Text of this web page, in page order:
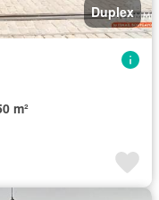
Duplex
m²